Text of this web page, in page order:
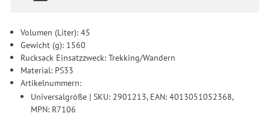
Volumen (Liter): 45
Gewicht (g): 1560
Rucksack Einsatzzweck: Trekking/Wandern
Material: PS33
Artikelnummern:
Universalgröße | SKU: 2901213, EAN: 4013051052368,
MPN: R7106